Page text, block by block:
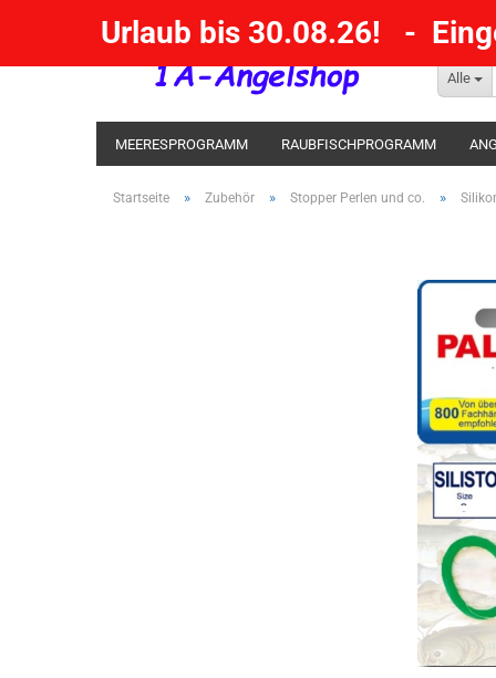
Alle
Urlaub bis 30.08.26! -
MEERESPROGRAMM RAUBFISCHPROGRAMM
KESCHER / SENKE / GAFF POSEN SBIRULINOS
Startseite » Zubehör » Stopper Perlen und co. »